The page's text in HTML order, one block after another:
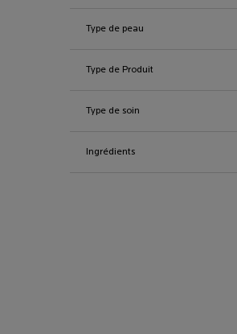
Type de peau
Type de Produit
Type de soin
Ingrédients